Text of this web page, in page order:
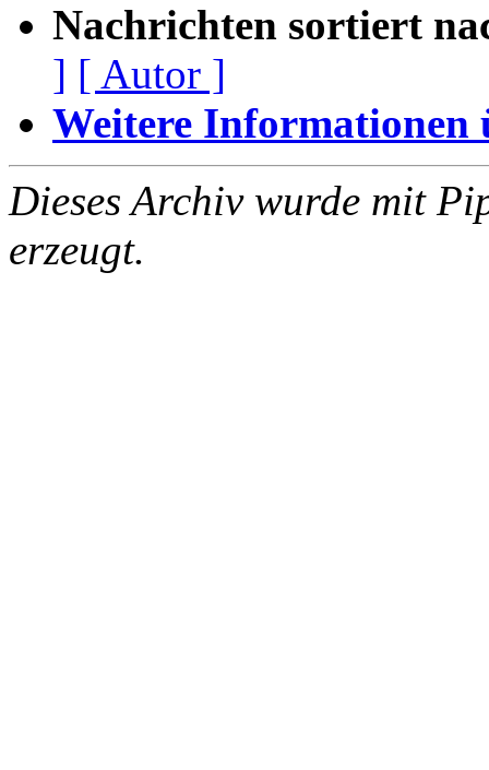
Nachrichten sortiert
] [ Autor ]
Weitere Informationen
Dieses Archiv wurde mit
erzeugt.